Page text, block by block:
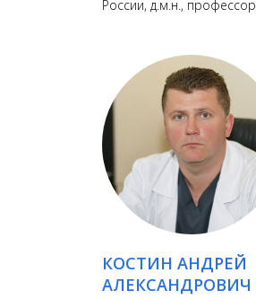
России, д.м.н., профессор
КОСТИН АНДРЕЙ
АЛЕКСАНДРОВИЧ